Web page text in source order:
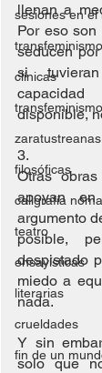
sesiones en el
clínicas
zaratustreanas
filosóficas
caligrafía
teatro
ensayísticas
literarias
crueldades
fin de un
llenan a
Por eso
seducen
si
disponible,
3.
Otras
apoyan
argumento
posible,
despistado
miedo a
nada.
Y sin
solo que